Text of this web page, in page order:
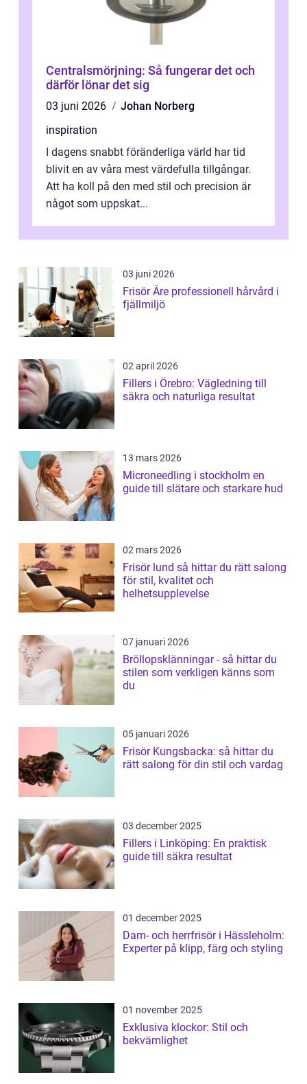
Centralsmörjning: Så fungerar det och
därför lönar det sig
03 juni 2026
Johan Norberg
inspiration
I dagens snabbt föränderliga värld har tid
blivit en av våra mest värdefulla tillgångar.
Att ha koll på den med stil och precision är
något som uppskat...
03 juni 2026
Frisör Åre professionell hårvård i
fjällmiljö
02 april 2026
Fillers i Örebro: Vägledning till
säkra och naturliga resultat
13 mars 2026
Microneedling i stockholm en
guide till slätare och starkare hud
02 mars 2026
Frisör lund så hittar du rätt salong
för stil, kvalitet och
helhetsupplevelse
07 januari 2026
Bröllopsklänningar - så hittar du
stilen som verkligen känns som
du
05 januari 2026
Frisör Kungsbacka: så hittar du
rätt salong för din stil och vardag
03 december 2025
Fillers i Linköping: En praktisk
guide till säkra resultat
01 december 2025
Dam- och herrfrisör i Hässleholm:
Experter på klipp, färg och styling
01 november 2025
Exklusiva klockor: Stil och
bekvämlighet